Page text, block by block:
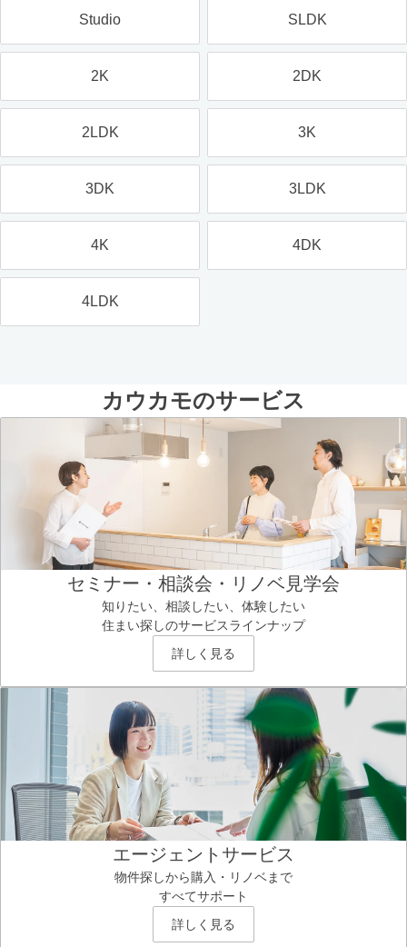
Studio SLDK
2K 2DK
2LDK 3K
3DK 3LDK
4K 4DK
4LDK
カウカモのサービス
セミナー・相談会・リノベ見学会
知りたい、相談したい、体験したい
住まい探しのサービスラインナップ
詳しく見る
エージェントサービス
物件探しから購入・リノベまで
すべてサポート
詳しく見る